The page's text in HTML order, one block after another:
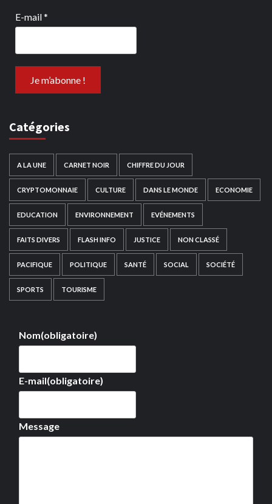
E-mail*
Catégories
A LA UNE CARNET NOIR CHIFFRE DU JOUR
CRYPTOMONNAIE CULTURE DANS LE MONDE ECONOMIE
EDUCATION ENVIRONNEMENT EVÉNEMENTS
FAITS DIVERS FLASH INFO JUSTICE NON CLASSÉ
PACIFIQUE POLITIQUE SANTÉ SOCIAL SOCIÉTÉ
SPORTS TOURISME
Nom(obligatoire)
E-mail(obligatoire)
Message